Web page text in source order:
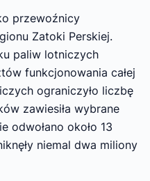
przewoźnicy
Zatoki Perskiej.
paliw lotniczych
funkcjonowania całej
ograniczyło liczbę
zawiesiła wybrane
odwołano około 13
niemal dwa miliony